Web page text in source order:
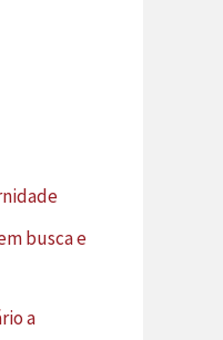
busca e
a